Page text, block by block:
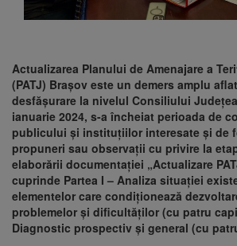
Actualizarea Planului de Amenajare a
(PATJ) Braşov este un demers amplu
desfăşurare la nivelul Consiliului
ianuarie 2024, s-a încheiat perioada de
publicului şi instituţiilor interesate şi de
propuneri sau observaţii cu privire la
elaborării documentaţiei „Actualizare
cuprinde Partea I – Analiza situaţiei
elementelor care condiţionează
problemelor şi dificultăţilor (cu patru
Diagnostic prospectiv şi general (cu